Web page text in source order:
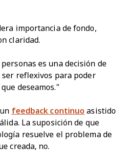
importancia de fondo,
claridad.
es una decisión de
ser reflexivos para poder
deseamos."
feedback continuo asistido
La suposición de que
resuelve el problema de
creada, no.